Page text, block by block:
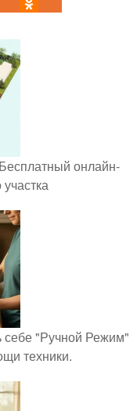
онлайн-
себе "Ручной Режим"
техники.